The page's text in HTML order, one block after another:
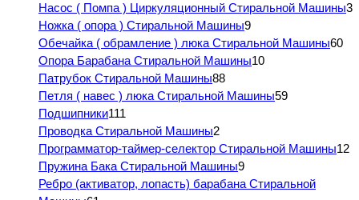
Насос ( Помпа ) Циркуляционный Стиральной Машины3
Ножка ( опора ) Стиральной Машины9
Обечайка ( обрамление ) люка Стиральной Машины60
Опора Барабана Стиральной Машины10
Патрубок Стиральной Машины88
Петля ( навес ) люка Стиральной Машины59
Подшипники111
Проводка Стиральной Машины2
Программатор-таймер-селектор Стиральной Машины12
Пружина Бака Стиральной Машины9
Ребро (активатор, лопасть) барабана Стиральной